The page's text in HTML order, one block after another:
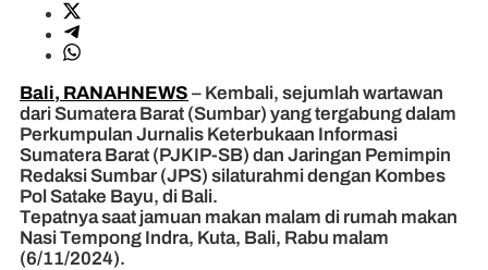
Bali, RANAHNEWS – Kembali, sejumlah wartawan
dari Sumatera Barat (Sumbar) yang tergabung dalam
Perkumpulan Jurnalis Keterbukaan Informasi
Sumatera Barat (PJKIP-SB) dan Jaringan Pemimpin
Redaksi Sumbar (JPS) silaturahmi dengan Kombes
Pol Satake Bayu, di Bali.
Tepatnya saat jamuan makan malam di rumah makan
Nasi Tempong Indra, Kuta, Bali, Rabu malam
(6/11/2024).